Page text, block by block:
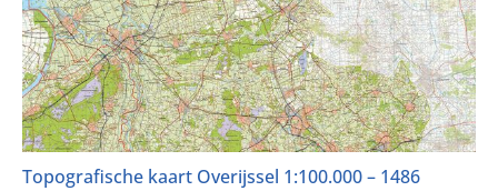
Topografische kaart Overijssel 1:100.000 – 1486